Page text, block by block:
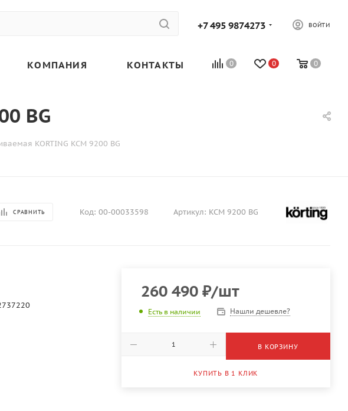
+7 495 9874273 ВОЙТИ
0 0 0
КОМПАНИЯ КОНТАКТЫ
BG
KORTING KCM 9200 BG
СРАВНИТЬ Код: 00-00033598 Артикул: KCM 9200 BG
260 490₽/шт
Есть в наличии Нашли дешевле?
В КОРЗИНУ
КУПИТЬ В 1 КЛИК